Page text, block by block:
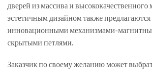
дверей из массива и
эстетичным дизайном также предлагаются
инновационными механизмами-
скрытыми петлями.
Заказчик по своему желанию может